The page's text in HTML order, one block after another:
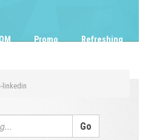
Promo
Refreshing
linkedin